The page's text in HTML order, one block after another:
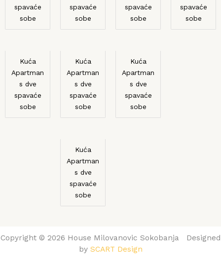
spavaće
sobe
spavaće
sobe
spavaće
sobe
spavaće
sobe
Kuća
Apartman
s dve
spavaće
sobe
Kuća
Apartman
s dve
spavaće
sobe
Kuća
Apartman
s dve
spavaće
sobe
Kuća
Apartman
s dve
spavaće
sobe
Copyright © 2026 House Milovanovic Sokobanja Designed
by SCART Design